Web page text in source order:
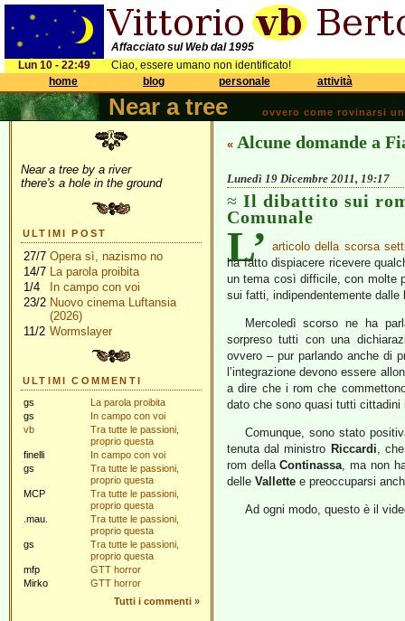
Affacciato sul Web dal 1995
Lun 10 - 22:49
Ciao, essere umano non identificato!
home
blog personale attività
Near a tree ovvero come rovinarsi
Near a tree by a river
there's a hole in the ground
ULTIMI POST
27/7 Opera sì, nazismo no
14/7 La parola proibita
1/4
In campo con voi
23/2 Nuovo cinema Luftansia
(2026)
11/2 Wormslayer
ULTIMI COMMENTI
gs
La parola proibita
gs
In campo con voi
vb
Tra tutte le passioni,
proprio questa
finelli
In campo con voi
gs
Tra tutte le passioni,
proprio questa
MCP
Tra tutte le passioni,
proprio questa
.mau.
Tra tutte le passioni,
proprio questa
gs
Tra tutte le passioni,
proprio questa
mfp
GTT horror
Mirko
GTT horror
Tutti i commenti »
« Alcune domande a
Lunedì 19 Dicembre 2011, 19:17
Il dibattito sui
Comunale
L’ articolo della scorsa
ha fatto dispiacere ricevere
un tema così difficile, con molte
sui fatti, indipendentemente dalle
Mercoledì scorso ne ha
sorpreso tutti con una
ovvero – pur parlando anche di
l’integrazione devono essere
a dire che i rom che
dato che sono quasi tutti cittadini
Comunque, sono stato
tenuta dal ministro Riccardi,
rom dellaContinassa, ma non
delle Vallette e preoccuparsi
Ad ogni modo, questo è il